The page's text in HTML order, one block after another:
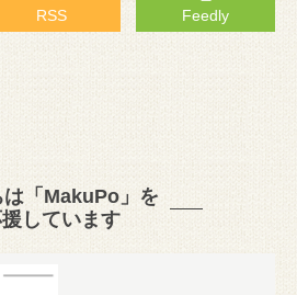
RSS Feedly
は「MakuPo」を
しています